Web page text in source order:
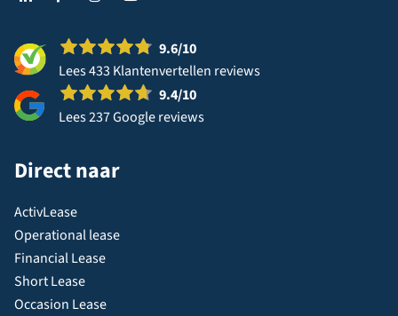
9.6/10
Lees 433 Klantenvertellen reviews
9.4/10
Lees 237 Google reviews
Direct naar
ActivLease
Operational lease
Financial Lease
Short Lease
Occasion Lease